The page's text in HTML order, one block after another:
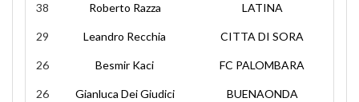
38 Roberto Razza LATINA
29 Leandro Recchia CITTA DI SORA
26 Besmir Kaci FC PALOMBARA
26 Gianluca Dei Giudici BUENAONDA